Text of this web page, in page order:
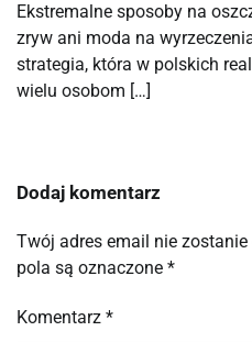
Ekstremalne sposoby na
zryw ani moda na
strategia, która w polskich
wielu osobom […]
Dodaj komentarz
Twój adres email nie
pola są oznaczone *
Komentarz *